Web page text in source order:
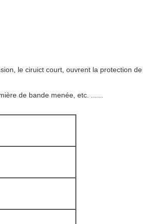
le ciruict court, ouvrent la protection de
de bande menée, etc. ......